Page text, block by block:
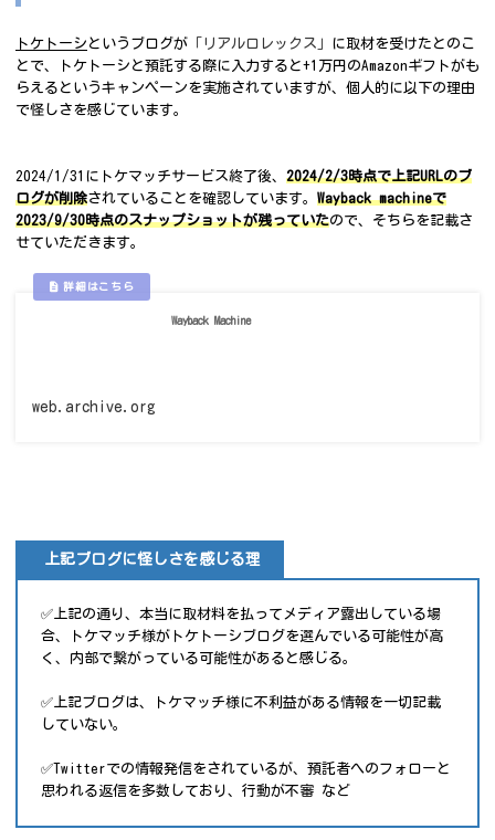
トケトーシ というブログが 「リアルロレックス」 に取材を受けたとのこ
とで、トケトーシと預託する際に入力すると+1万円のAmazonギフトがも
らえるというキャンペーンを実施されていますが、個人的に以下の理由
で怪しさを感じています。
2024/1/31にトケマッチサービス終了後、 2024/2/3時点で上記URLのブ
ログが削除されていることを確認しています。 Wayback machineで
2023/9/30時点のスナップショットが残っていたので、そちらを記載さ
せていただきます。
Wayback Machine
web.archive.org
上記ブログに怪しさを感じる理
✅上記の通り、本当に取材料を払ってメディア露出している場
合、トケマッチ様がトケトーシブログを選んでいる可能性が高
く、内部で繋がっている可能性があると感じる。
✅上記ブログは、トケマッチ様に不利益がある情報を一切記載
していない。
✅Twitterでの情報発信をされているが、預託者へのフォローと
思われる返信を多数しており、行動が不審 など